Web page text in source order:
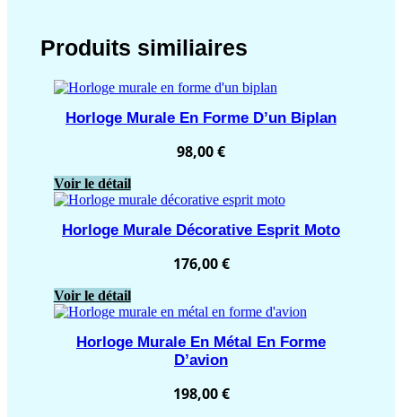
Produits similiaires
Horloge Murale En Forme D’un Biplan
98,00€
Voir le détail
Horloge Murale Décorative Esprit Moto
176,00€
Voir le détail
Horloge Murale En Métal En Forme
D’avion
198,00€